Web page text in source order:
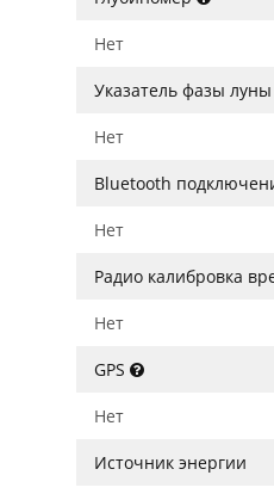
Нет
Указатель фазы луны
Нет
Bluetooth
Нет
Радио калибровка
Нет
GPS
Нет
Источник энергии